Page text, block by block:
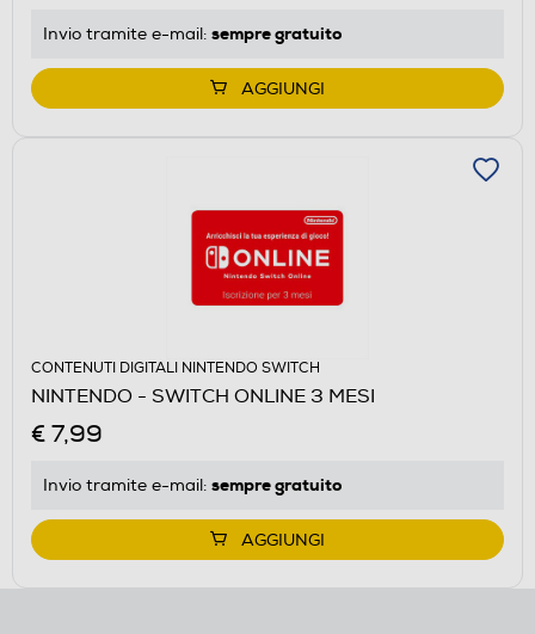
Invio tramite e-mail: sempre gratuito
AGGIUNGI
CONTENUTI DIGITALI NINTENDO SWITCH
NINTENDO - SWITCH ONLINE 3 MESI
€ 7,99
Invio tramite e-mail: sempre gratuito
AGGIUNGI